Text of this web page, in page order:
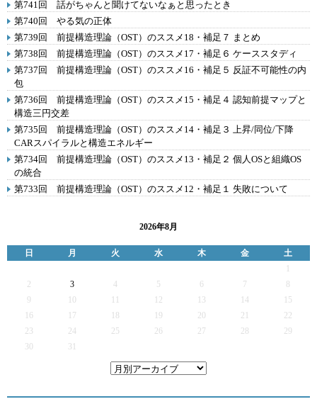
第741回 話がちゃんと聞けてないなぁと思ったとき
第740回 やる気の正体
第739回 前提構造理論（OST）のススメ18・補足７ まとめ
第738回 前提構造理論（OST）のススメ17・補足６ ケーススタディ
第737回 前提構造理論（OST）のススメ16・補足５ 反証不可能性の内
包
第736回 前提構造理論（OST）のススメ15・補足４ 認知前提マップと
構造三円交差
第735回 前提構造理論（OST）のススメ14・補足３ 上昇/同位/下降
CARスパイラルと構造エネルギー
第734回 前提構造理論（OST）のススメ13・補足２ 個人OSと組織OS
の統合
第733回 前提構造理論（OST）のススメ12・補足１ 失敗について
2026年8月
日 月 火 水 木 金
土
2
3 4 5 6 7
9
12 13 14
15
16
17 19 20 21
22
23
24 25 26 27 28
29
30
31